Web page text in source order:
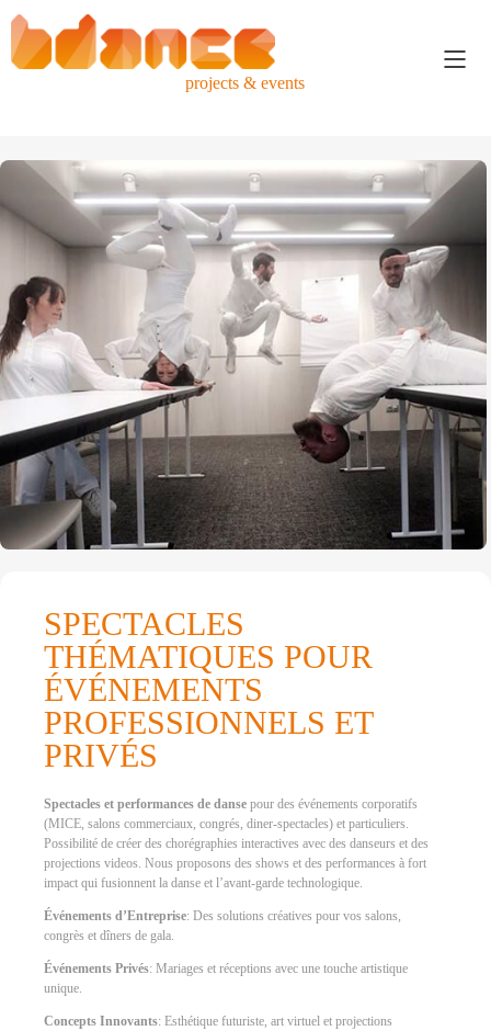
projects & events
SPECTACLES
THÉMATIQUES POUR
ÉVÉNEMENTS
PROFESSIONNELS ET
PRIVÉS
Spectacles et performances de danse pour des événements corporatifs
(MICE, salons commerciaux, congrés, diner-spectacles) et particuliers.
Possibilité de créer des chorégraphies interactives avec des danseurs et des
projections videos. Nous proposons des shows et des performances à fort
impact qui fusionnent la danse et l’avant-garde technologique.
Événements d’Entreprise: Des solutions créatives pour vos salons,
congrès et dîners de gala.
Événements Privés: Mariages et réceptions avec une touche artistique
unique.
Concepts Innovants: Esthétique futuriste, art virtuel et projections